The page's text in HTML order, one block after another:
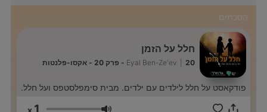
הסכתים
חלל על הזמן
Eyal Ben-Ze'ev 20 - פרק 20 - אקסו-פלנטות
פודקאסט על חלל לילדים עם ילדים. מבית סימפלסטפס ועל חלל.
1